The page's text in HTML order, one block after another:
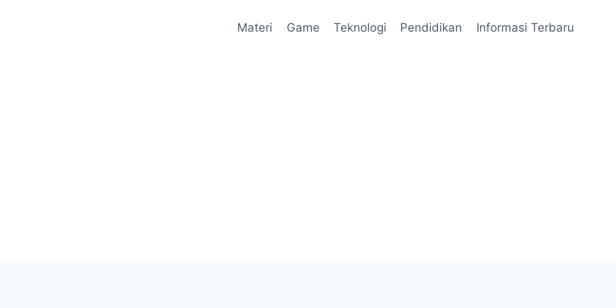
Materi Game Teknologi Pendidikan Informasi Terbaru